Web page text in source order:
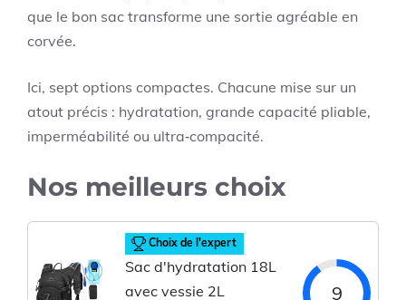
que le bon sac transforme une sortie agréable en
corvée.
Ici, sept options compactes. Chacune mise sur un
atout précis : hydratation, grande capacité pliable,
imperméabilité ou ultra‑compacité.
Nos meilleurs choix
Choix de l'expert
Sac d'hydratation 18L
avec vessie 2L
9